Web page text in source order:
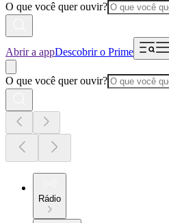
O que você quer ouvir?
Abrir a appDescobrir o Prime
O que você quer ouvir?
Rádio